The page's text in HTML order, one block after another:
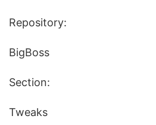
Repository:
BigBoss
Section:
Tweaks